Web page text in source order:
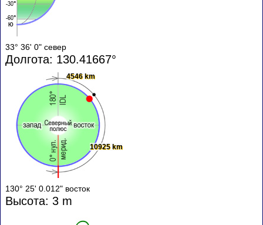
33° 36' 0" север
Долгота: 130.41667°
10925 km
4546 km
130° 25' 0.012" восток
Высота: 3 m